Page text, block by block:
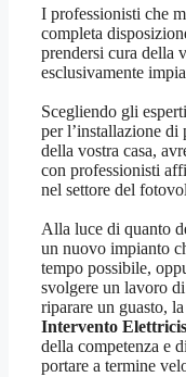
I professionisti che
completa
prendersi cura della
esclusivamente
Scegliendo gli
per l’installazione di
della vostra casa,
con professionisti
nel settore del
Alla luce di quanto
un nuovo impianto
tempo possibile,
svolgere un lavoro
riparare un guasto,
Intervento
della competenza e
portare a termine